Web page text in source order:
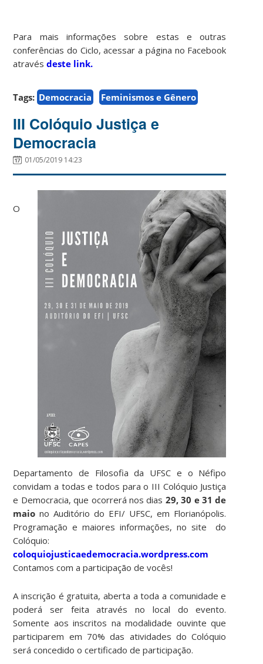
Para mais informações sobre estas e outras
conferências do Ciclo, acessar a página no Facebook
atravésdeste link.
Tags: Democracia Feminismos e Gênero
III Colóquio Justiça e
Democracia
01/05/2019 14:23
O
Departamento de Filosofia da UFSC e o Néfipo
convidam a todas e todos para o III Colóquio Justiça
e Democracia, que ocorrerá nos dias 29, 30 e 31 de
maio no Auditório do EFI/ UFSC, em Florianópolis.
Programação e maiores informações, no site do
Colóquio:
coloquiojusticaedemocracia.wordpress.com
Contamos com a participação de vocês!
A inscrição é gratuita, aberta a toda a comunidade e
poderá ser feita através no local do evento.
Somente aos inscritos na modalidade ouvinte que
participarem em 70% das atividades do Colóquio
será concedido o certificado de participação.